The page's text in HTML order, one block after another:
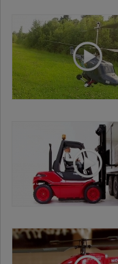
5. 9 kg
6.
Technische
Länge 520
Breite 330
Höhe 220
ACHTUNG!